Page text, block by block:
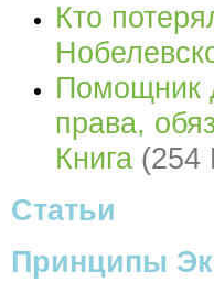
Кто
Помощник
права,
Книга (254
Статьи
Принципы